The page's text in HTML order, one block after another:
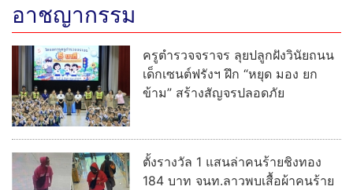
อาชญากรรม
ครูตำรวจจราจร ลุยปลูกฝังวินัยถนน
เด็กเซนต์ฟรังฯ ฝึก “หยุด มอง ยก
ข้าม” สร้างสัญจรปลอดภัย
ตั้งรางวัล 1 แสนล่าคนร้ายชิงทอง
184 บาท จนท.ลาวพบเสื้อผ้าคนร้าย